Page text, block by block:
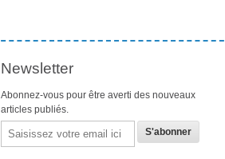
Newsletter
Abonnez-vous pour être averti des nouveaux
articles publiés.
Email